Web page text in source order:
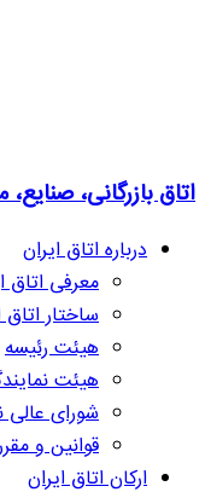
اتاق بازرگانی،
درباره اتاق ایران
معرفی اتاق
ساختار اتاق
هیئت رئیسه
هیئت
شورای عالی
قوانین و
ارکان اتاق ایران